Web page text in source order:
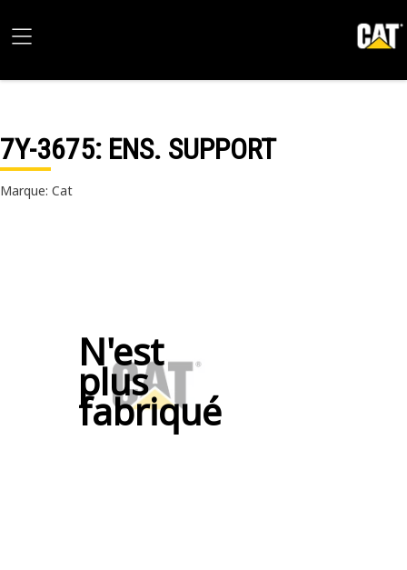
7Y-3675: ENS. SUPPORT
Marque: Cat
N'est
plus
fabriqué